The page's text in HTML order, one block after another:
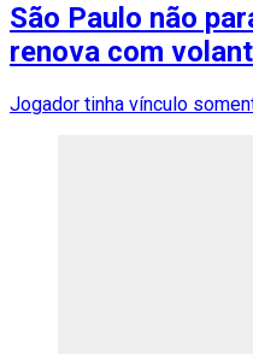
São Paulo não
renova com
Jogador tinha vínculo